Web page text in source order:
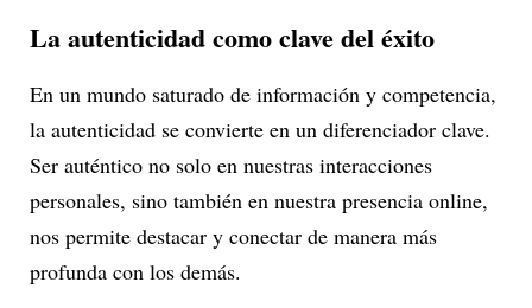
La autenticidad como clave del éxito
En un mundo saturado de información y competencia,
la autenticidad se convierte en un diferenciador clave.
Ser auténtico no solo en nuestras interacciones
personales, sino también en nuestra presencia online,
nos permite destacar y conectar de manera más
profunda con los demás.